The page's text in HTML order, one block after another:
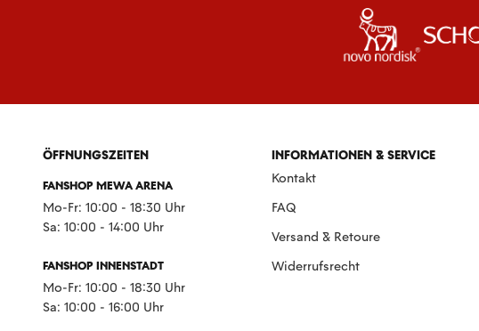
ÖFFNUNGSZEITEN
FANSHOP MEWA ARENA
Mo-Fr: 10:00 - 18:30 Uhr
Sa: 10:00 - 14:00 Uhr
FANSHOP INNENSTADT
Mo-Fr: 10:00 - 18:30 Uhr
Sa: 10:00 - 16:00 Uhr
INFORMATIONEN & SERVICE
Kontakt
FAQ
Versand & Retoure
Widerrufsrecht